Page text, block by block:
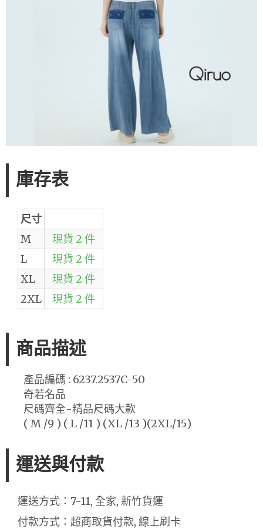
庫存表
尺寸
M
現貨 2 件
L
現貨 2 件
XL
現貨 2 件
2XL
現貨 2 件
商品描述
產品編碼 : 6237.2537C-50
奇若名品
尺碼齊全-精品尺碼大款
( M /9 ) ( L /11 ) (XL /13 )(2XL/15)
運送與付款
運送方式：7-11, 全家, 新竹貨運
付款方式：超商取貨付款, 線上刷卡